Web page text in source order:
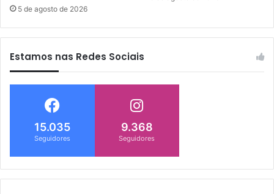
5 de agosto de 2026
Estamos nas Redes Sociais
15.035
Seguidores
9.368
Seguidores